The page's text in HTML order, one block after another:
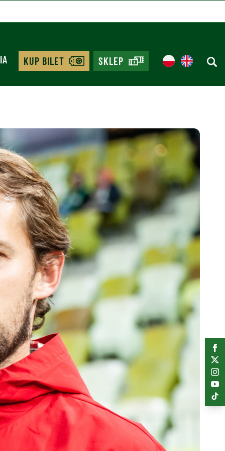
KUP BILET SKLEP